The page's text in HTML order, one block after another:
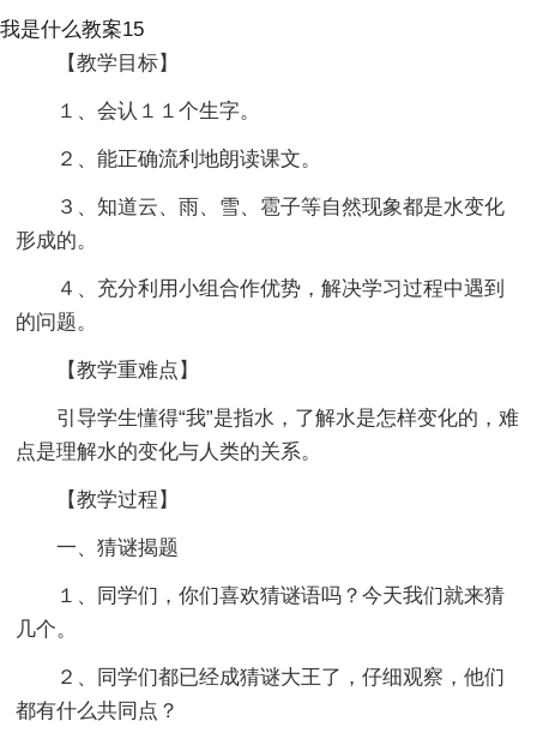
我是什么教案15
【教学目标】
１、会认１１个生字。
２、能正确流利地朗读课文。
３、知道云、雨、雪、雹子等自然现象都是水变化
形成的。
４、充分利用小组合作优势，解决学习过程中遇到
的问题。
【教学重难点】
引导学生懂得“我”是指水，了解水是怎样变化的，难
点是理解水的变化与人类的关系。
【教学过程】
一、猜谜揭题
１、同学们，你们喜欢猜谜语吗？今天我们就来猜
几个。
２、同学们都已经成猜谜大王了，仔细观察，他们
都有什么共同点？